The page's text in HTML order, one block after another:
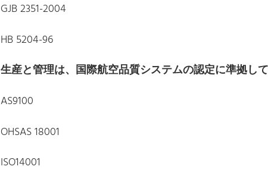
GJB 2351-2004
HB 5204-96
生産と管理は、国際航空品質システムの認定に準拠し
AS9100
OHSAS 18001
ISO14001